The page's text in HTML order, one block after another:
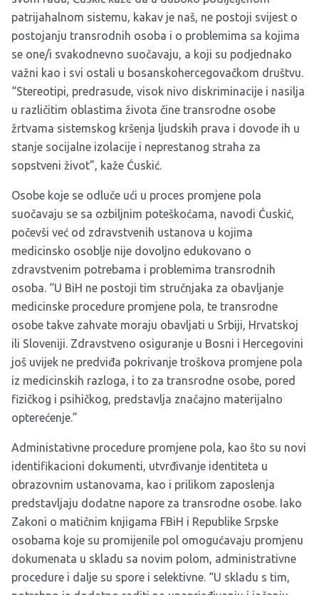
patrijahalnom sistemu, kakav je naš, ne postoji svijest o
postojanju transrodnih osoba i o problemima sa kojima
se one/i svakodnevno suočavaju, a koji su podjednako
važni kao i svi ostali u bosanskohercegovačkom društvu.
“Stereotipi, predrasude, visok nivo diskriminacije i nasilja
u različitim oblastima života čine transrodne osobe
žrtvama sistemskog kršenja ljudskih prava i dovode ih u
stanje socijalne izolacije i neprestanog straha za
sopstveni život”, kaže Ćuskić.
Osobe koje se odluče ući u proces promjene pola
suočavaju se sa ozbiljnim poteškoćama, navodi Ćuskić,
počevši već od zdravstvenih ustanova u kojima
medicinsko osoblje nije dovoljno edukovano o
zdravstvenim potrebama i problemima transrodnih
osoba. “U BiH ne postoji tim stručnjaka za obavljanje
medicinske procedure promjene pola, te transrodne
osobe takve zahvate moraju obavljati u Srbiji, Hrvatskoj
ili Sloveniji. Zdravstveno osiguranje u Bosni i Hercegovini
još uvijek ne predviđa pokrivanje troškova promjene pola
iz medicinskih razloga, i to za transrodne osobe, pored
fizičkog i psihičkog, predstavlja značajno materijalno
opterećenje.”
Administativne procedure promjene pola, kao što su novi
identifikacioni dokumenti, utvrđivanje identiteta u
obrazovnim ustanovama, kao i prilikom zaposlenja
predstavljaju dodatne napore za transrodne osobe. Iako
Zakoni o matičnim knjigama FBiH i Republike Srpske
osobama koje su promijenile pol omogućavaju promjenu
dokumenata u skladu sa novim polom, administrativne
procedure i dalje su spore i selektivne. “U skladu s tim,